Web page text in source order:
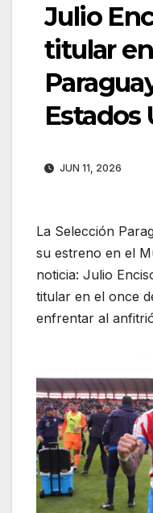
Julio
titular
Estados
JUN 11, 2026
La Selección
su estreno en el
noticia: Julio
titular en el once
enfrentar al